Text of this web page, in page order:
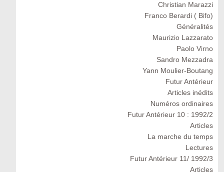
Christian Marazzi
Franco Berardi ( Bifo)
Généralités
Maurizio Lazzarato
Paolo Virno
Sandro Mezzadra
Yann Moulier-Boutang
Futur Antérieur
Articles inédits
Numéros ordinaires
Futur Antérieur 10 : 1992/2
Articles
La marche du temps
Lectures
Futur Antérieur 11/ 1992/3
Articles